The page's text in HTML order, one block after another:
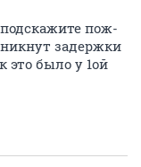
пож-
задержки
это было у 1ой